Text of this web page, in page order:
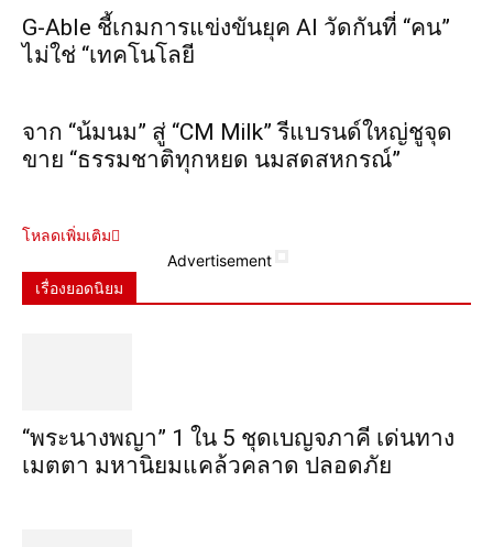
G-Able ชี้เกมการแข่งขันยุค AI วัดกันที่ “คน”
ไม่ใช่ “เทคโนโลยี
จาก “น้มนม” สู่ “CM Milk” รีแบรนด์ใหญ่ชูจุด
ขาย “ธรรมชาติทุกหยด นมสดสหกรณ์”
โหลดเพิ่มเติม
Advertisement
เรื่องยอดนิยม
“พระ​นาง​พญา” 1 ใน 5​ ชุดเบญจ​ภาคี​ เด่นทาง
เมตตา​ มหา​นิยม​แคล้วคลาด​ ปลอดภัย​